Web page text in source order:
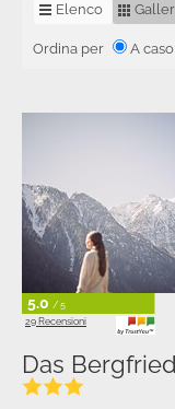
Elenco
Ordina per A caso
5.0 / 5
29 Recensioni
Das